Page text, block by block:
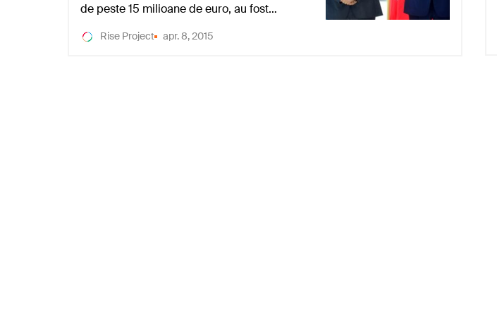
de peste 15 milioane de euro, au fost…
Rise Project apr. 8, 2015